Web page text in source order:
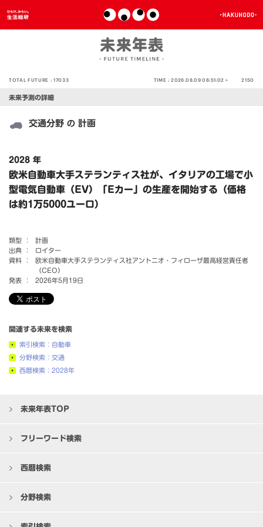
TOTAL FUTURE :17033 TIME :2026.08.09 08:51:02 > 2150
未来予測の詳細
交通分野 の 計画
2028 年
欧米自動車大手ステランティス社が、イタリアの工場で小
型電気自動車（EV）「Eカー」の生産を開始する（価格
は約1万5000ユーロ）
類型 ：
計画
出典 ：
ロイター
資料 ：
欧米自動車大手ステランティス社アントニオ・フィローザ最高経営責任者
（CEO）
発表 ：
2026年5月19日
関連する未来を検索
索引検索：自動車
分野検索：交通
西暦検索：2028年
未来年表TOP
フリーワード検索
西暦検索
分野検索